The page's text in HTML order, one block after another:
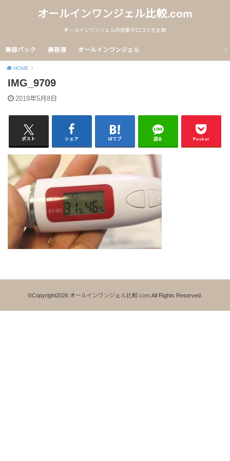
オールインワンジェル比較.com
オールインワンジェルの効果や口コミを比較
美容パック 美容液 オールインワンジェル
HOME
IMG_9709
2019年5月8日
ポスト シェア はてブ 送る Pocket
©Copyright2026 オールインワンジェル比較.com.All Rights Reserved.